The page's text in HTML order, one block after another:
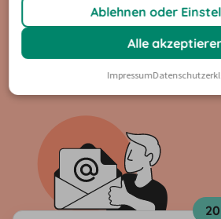
Reiseinspirationen &
Ablehnen oder
Alle
Impressum